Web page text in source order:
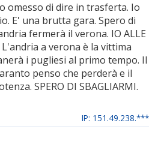
omesso di dire in trasferta. Io
E' una brutta gara. Spero di
fermerà il verona. IO ALLE
L'andria a verona è la vittima
i pugliesi al primo tempo. Il
penso che perderà e il
SPERO DI SBAGLIARMI.
IP: 151.49.238.***